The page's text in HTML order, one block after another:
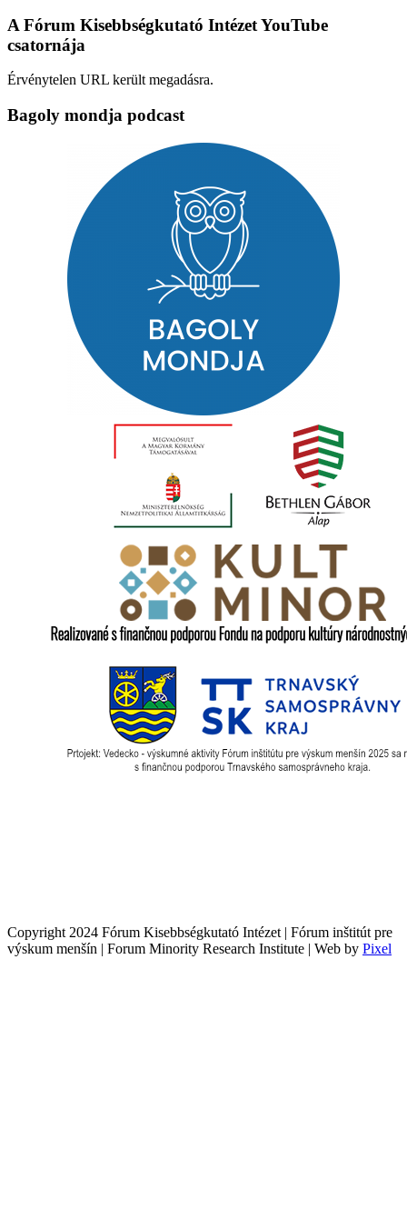
A Fórum Kisebbségkutató Intézet YouTube
csatornája
Érvénytelen URL került megadásra.
Bagoly mondja podcast
Copyright 2024 Fórum Kisebbségkutató Intézet | Fórum inštitút pre
výskum menšín | Forum Minority Research Institute | Web by Pixel